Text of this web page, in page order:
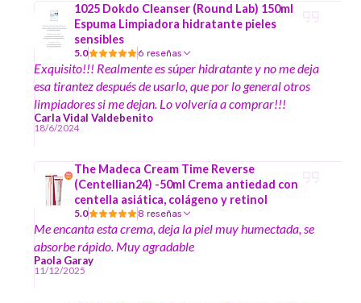
1025 Dokdo Cleanser (Round Lab) 150ml
Espuma Limpiadora hidratante pieles
sensibles
5.0 6 reseñas
Exquisito!!! Realmente es súper hidratante y no me deja
esa tirantez después de usarlo, que por lo general otros
limpiadores si me dejan. Lo volvería a comprar!!!
Carla Vidal Valdebenito
18/6/2024
The Madeca Cream Time Reverse
(Centellian24) -50ml Crema antiedad con
centella asiática, colágeno y retinol
5.0 8 reseñas
Me encanta esta crema, deja la piel muy humectada, se
absorbe rápido. Muy agradable
Paola Garay
11/12/2025